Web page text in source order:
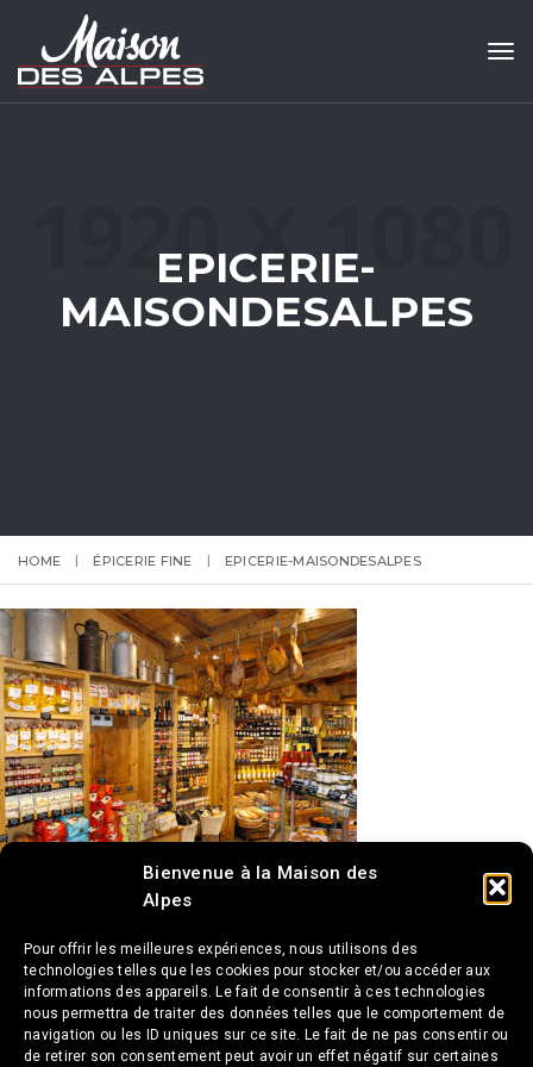
Bienvenue à la Maison des
Alpes
Pour offrir les meilleures expériences, nous utilisons des
technologies telles que les cookies pour stocker et/ou accéder aux
informations des appareils. Le fait de consentir à ces technologies
nous permettra de traiter des données telles que le comportement de
navigation ou les ID uniques sur ce site. Le fait de ne pas consentir ou
de retirer son consentement peut avoir un effet négatif sur certaines
EPICERIE-
MAISONDESALPES
HOME ÉPICERIE FINE EPICERIE-MAISONDESALPES